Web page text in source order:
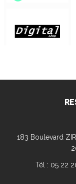
183 Boulevard
Tél : 05 22